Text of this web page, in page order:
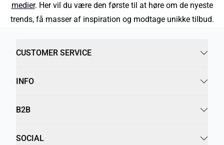
medier. Her vil du være den første til at høre om de nyeste
trends, få masser af inspiration og modtage unikke tilbud.
CUSTOMER SERVICE
INFO
B2B
SOCIAL